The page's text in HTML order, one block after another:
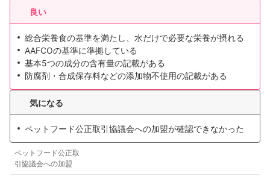
良い
総合栄養食の基準を満たし、水だけで必要な栄養が摂れる
AAFCOの基準に準拠している
基本5つの成分の含有量の記載がある
防腐剤・合成保存料などの添加物不使用の記載がある
気になる
ペットフード公正取引協議会への加盟が確認できなかった
ペットフード公正取
引協議会への加盟